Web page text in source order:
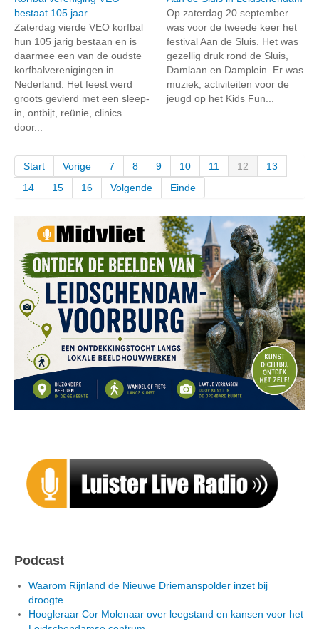
bestaat 105 jaar
Zaterdag vierde VEO korfbal
hun 105 jarig bestaan en is
daarmee een van de oudste
korfbalverenigingen in
Nederland. Het feest werd
groots gevierd met een sleep-
in, ontbijt, reünie, clinics
door...
Op zaterdag 20 september
was voor de tweede keer het
festival Aan de Sluis. Het was
gezellig druk rond de Sluis,
Damlaan en Damplein. Er was
muziek, activiteiten voor de
jeugd op het Kids Fun...
Start Vorige 7 8 9 10 11 12
13
14
15 16 Volgende Einde
Podcast
Waarom Rijnland de Nieuwe Driemanspolder inzet bij
droogte
Hoogleraar Cor Molenaar over leegstand en kansen voor het